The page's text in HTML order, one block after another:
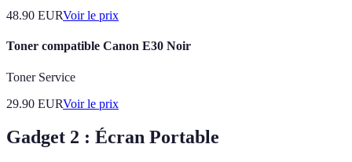
48.90 EURVoir le prix
Toner compatible Canon E30 Noir
Toner Service
29.90 EURVoir le prix
Gadget 2 : Écran Portable